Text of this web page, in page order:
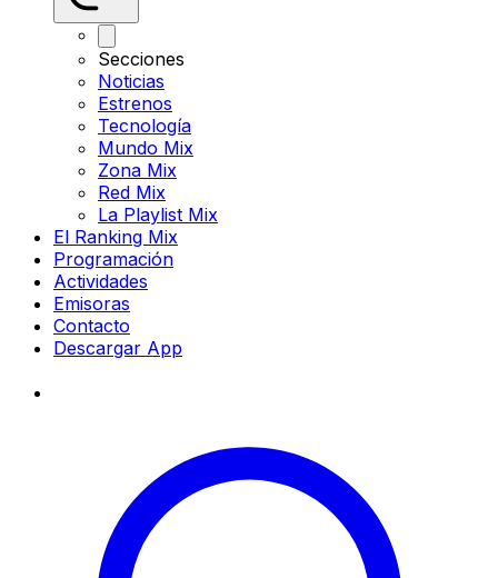
Secciones
Noticias
Estrenos
Tecnología
Mundo Mix
Zona Mix
Red Mix
La Playlist Mix
El Ranking Mix
Programación
Actividades
Emisoras
Contacto
Descargar App